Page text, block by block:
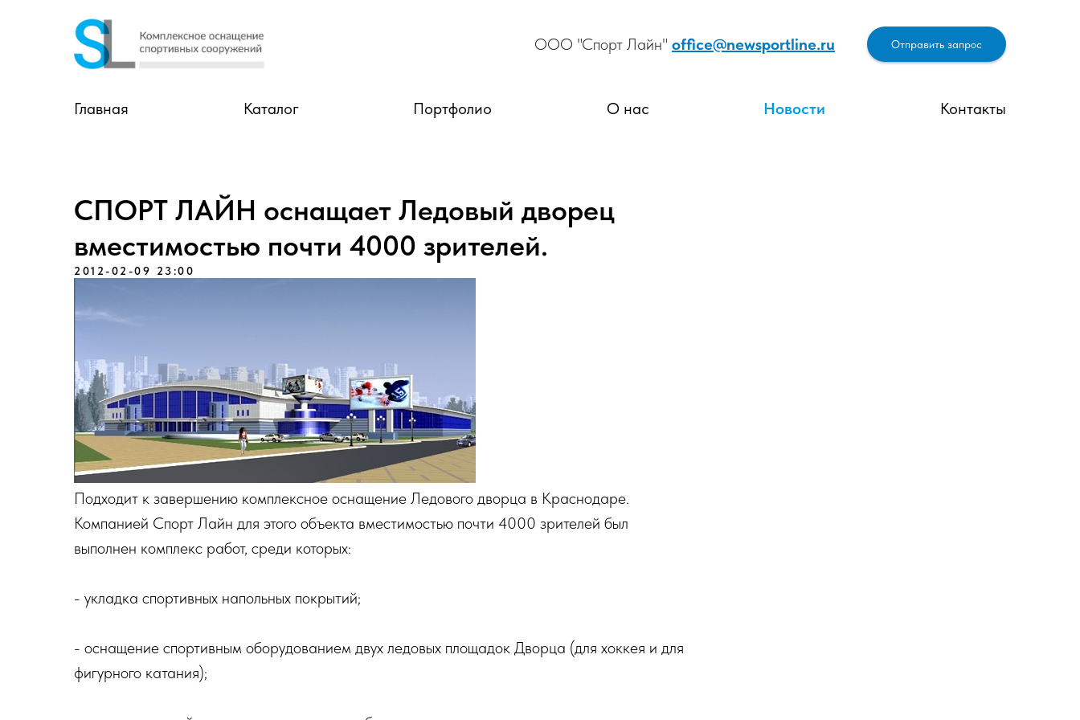
ООО "Спорт Лайн" office@newsportline.ru Отправить запрос
Главная Каталог Портфолио О нас Новости Контакты
СПОРТ ЛАЙН оснащает Ледовый дворец
вместимостью почти 4000 зрителей.
2012-02-09 23:00
Подходит к завершению комплексное оснащение Ледового дворца в Краснодаре.
Компанией Спорт Лайн для этого объекта вместимостью почти 4000 зрителей был
выполнен комплекс работ, среди которых:
- укладка спортивных напольных покрытий;
- оснащение спортивным оборудованием двух ледовых площадок Дворца (для хоккея и для
фигурного катания);